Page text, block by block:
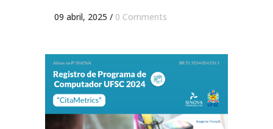
09 abril, 2025 / 0 Comments